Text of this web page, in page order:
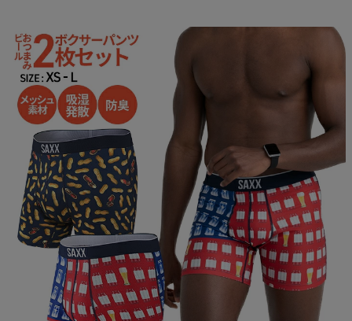
ベースボールマリオ（野球商品）
お気に入り
ご利用ガイド
クーポン一覧
商品レビュー
プロテイン・サプリメントまとめ買い
アウトレットセール
スタッフコーディネート